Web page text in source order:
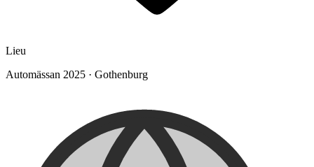
Lieu
Automässan 2025 · Gothenburg